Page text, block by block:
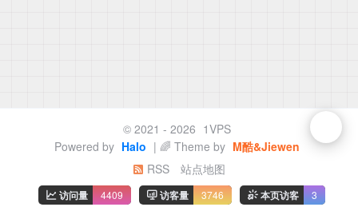
© 2021 - 2026 1VPS
Powered by Halo | 🌈 Theme by M酷&Jiewen
RSS
站点地图
访问量 4409 访客量 3746 本页访客 3